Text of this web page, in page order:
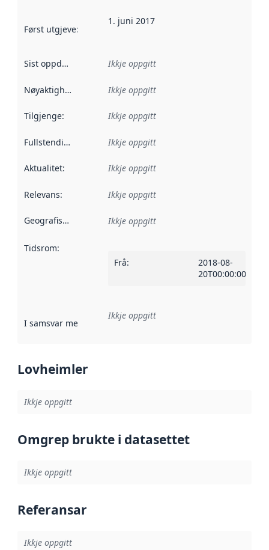
Først utgjeve: Denne datoen seier når dataa i dette
1. juni 2017
Sist oppdatert Ikkje oppgitt
Nøyaktigheit Ikkje oppgitt
Tilgjenge: Ikkje oppgitt
Fullstendigheit Ikkje oppgitt
Aktualitet: Ikkje oppgitt
Relevans: Ikkje oppgitt
Geografisk område Ikkje oppgitt
Tidsrom:
Frå:
2018-08-
20T00:00:00Z
I samsvar med Referanse til ei implementeringsregel eller
Ikkje oppgitt
Lovheimler
Ikkje oppgitt
Omgrep brukte i datasettet
Ikkje oppgitt
Referansar
Ikkje oppgitt